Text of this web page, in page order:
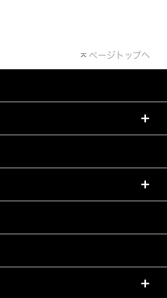
ページトップへ